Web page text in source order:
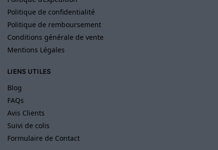
Politique de confidentialité
Politique de remboursement
Conditions générale de vente
Mentions Légales
LIENS UTILES
Blog
FAQs
Avis Clients
Suivi de colis
Formulaire de Contact